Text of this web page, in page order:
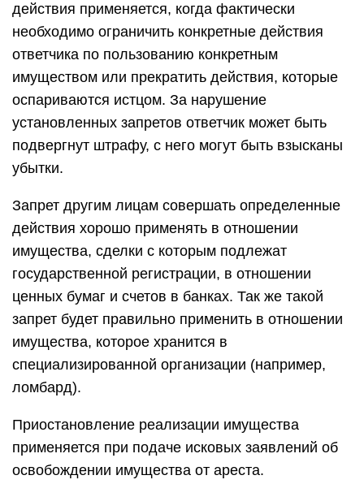
действия применяется, когда фактически
необходимо ограничить конкретные действия
ответчика по пользованию конкретным
имуществом или прекратить действия, которые
оспариваются истцом. За нарушение
установленных запретов ответчик может быть
подвергнут штрафу, с него могут быть взысканы
убытки.
Запрет другим лицам совершать определенные
действия хорошо применять в отношении
имущества, сделки с которым подлежат
государственной регистрации, в отношении
ценных бумаг и счетов в банках. Так же такой
запрет будет правильно применить в отношении
имущества, которое хранится в
специализированной организации (например,
ломбард).
Приостановление реализации имущества
применяется при подаче исковых заявлений об
освобождении имущества от ареста.